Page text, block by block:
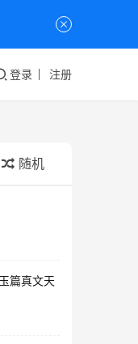
登录 注册
随机
篇真文天